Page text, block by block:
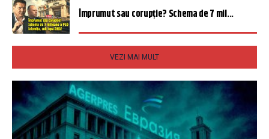
Împrumut sau corupție? Schema de 7 mil...
VEZI MAI MULT